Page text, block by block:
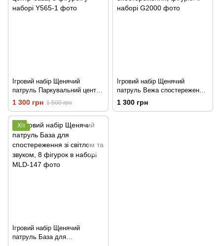
Ігровий набір Щенячий
патруль Паркувальний центр-
база, 5 фігурок у наборі
1 300 грн 1 500 грн
Ігровий набір Щенячий
патруль Вежа спостереження,
фігурки в наборі
1 300 грн
Хіт
Ігровий набір Щенячий
патруль База для